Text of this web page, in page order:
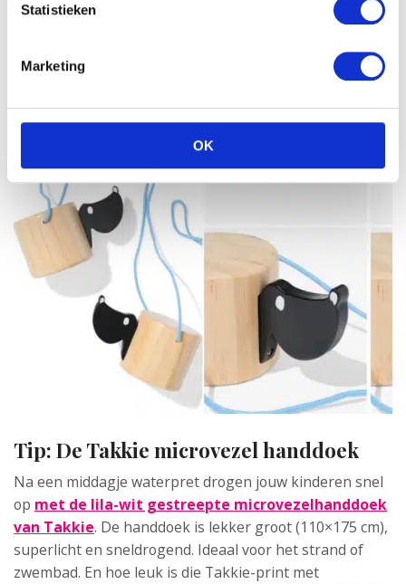
Statistieken
Marketing
OK
Tip: De Takkie microvezel handdoek
Na een middagje waterpret drogen jouw kinderen snel
op met de lila-wit gestreepte microvezelhanddoek
van Takkie. De handdoek is lekker groot (110×175 cm),
superlicht en sneldrogend. Ideaal voor het strand of
zwembad. En hoe leuk is die Takkie-print met